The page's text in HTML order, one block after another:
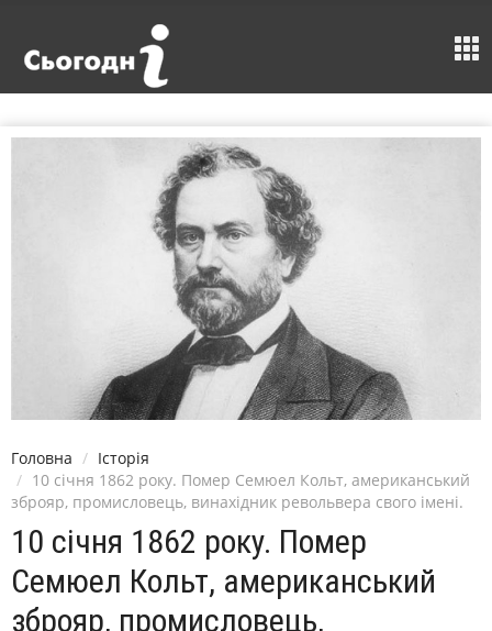
Головна
Історія
10 січня 1862 року. Помер Семюел Кольт, американський
зброяр, промисловець, винахідник револьвера свого імені.
10 січня 1862 року. Помер
Семюел Кольт, американський
зброяр, промисловець,